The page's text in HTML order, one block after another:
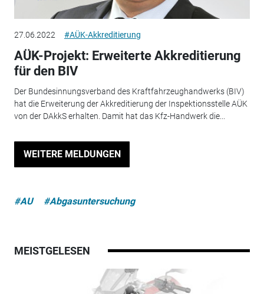
27.06.2022 #AÜK-Akkreditierung
AÜK-Projekt: Erweiterte Akkreditierung
für den BIV
Der Bundesinnungsverband des Kraftfahrzeughandwerks (BIV)
hat die Erweiterung der Akkreditierung der Inspektionsstelle AÜK
von der DAkkS erhalten. Damit hat das Kfz-Handwerk die...
WEITERE MELDUNGEN
#AU #Abgasuntersuchung
MEISTGELESEN